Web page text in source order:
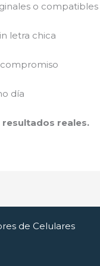
o
letra chica
día
reales.
de Celulares